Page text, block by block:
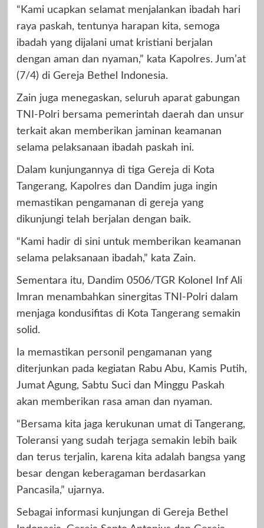
“Kami ucapkan selamat menjalankan ibadah hari
raya paskah, tentunya harapan kita, semoga
ibadah yang dijalani umat kristiani berjalan
dengan aman dan nyaman,” kata Kapolres. Jum’at
(7/4) di Gereja Bethel Indonesia.
Zain juga menegaskan, seluruh aparat gabungan
TNI-Polri bersama pemerintah daerah dan unsur
terkait akan memberikan jaminan keamanan
selama pelaksanaan ibadah paskah ini.
Dalam kunjungannya di tiga Gereja di Kota
Tangerang, Kapolres dan Dandim juga ingin
memastikan pengamanan di gereja yang
dikunjungi telah berjalan dengan baik.
“Kami hadir di sini untuk memberikan keamanan
selama pelaksanaan ibadah,” kata Zain.
Sementara itu, Dandim 0506/TGR Kolonel Inf Ali
Imran menambahkan sinergitas TNI-Polri dalam
menjaga kondusifitas di Kota Tangerang semakin
solid.
Ia memastikan personil pengamanan yang
diterjunkan pada kegiatan Rabu Abu, Kamis Putih,
Jumat Agung, Sabtu Suci dan Minggu Paskah
akan memberikan rasa aman dan nyaman.
“Bersama kita jaga kerukunan umat di Tangerang,
Toleransi yang sudah terjaga semakin lebih baik
dan terus terjalin, karena kita adalah bangsa yang
besar dengan keberagaman berdasarkan
Pancasila,” ujarnya.
Sebagai informasi kunjungan di Gereja Bethel